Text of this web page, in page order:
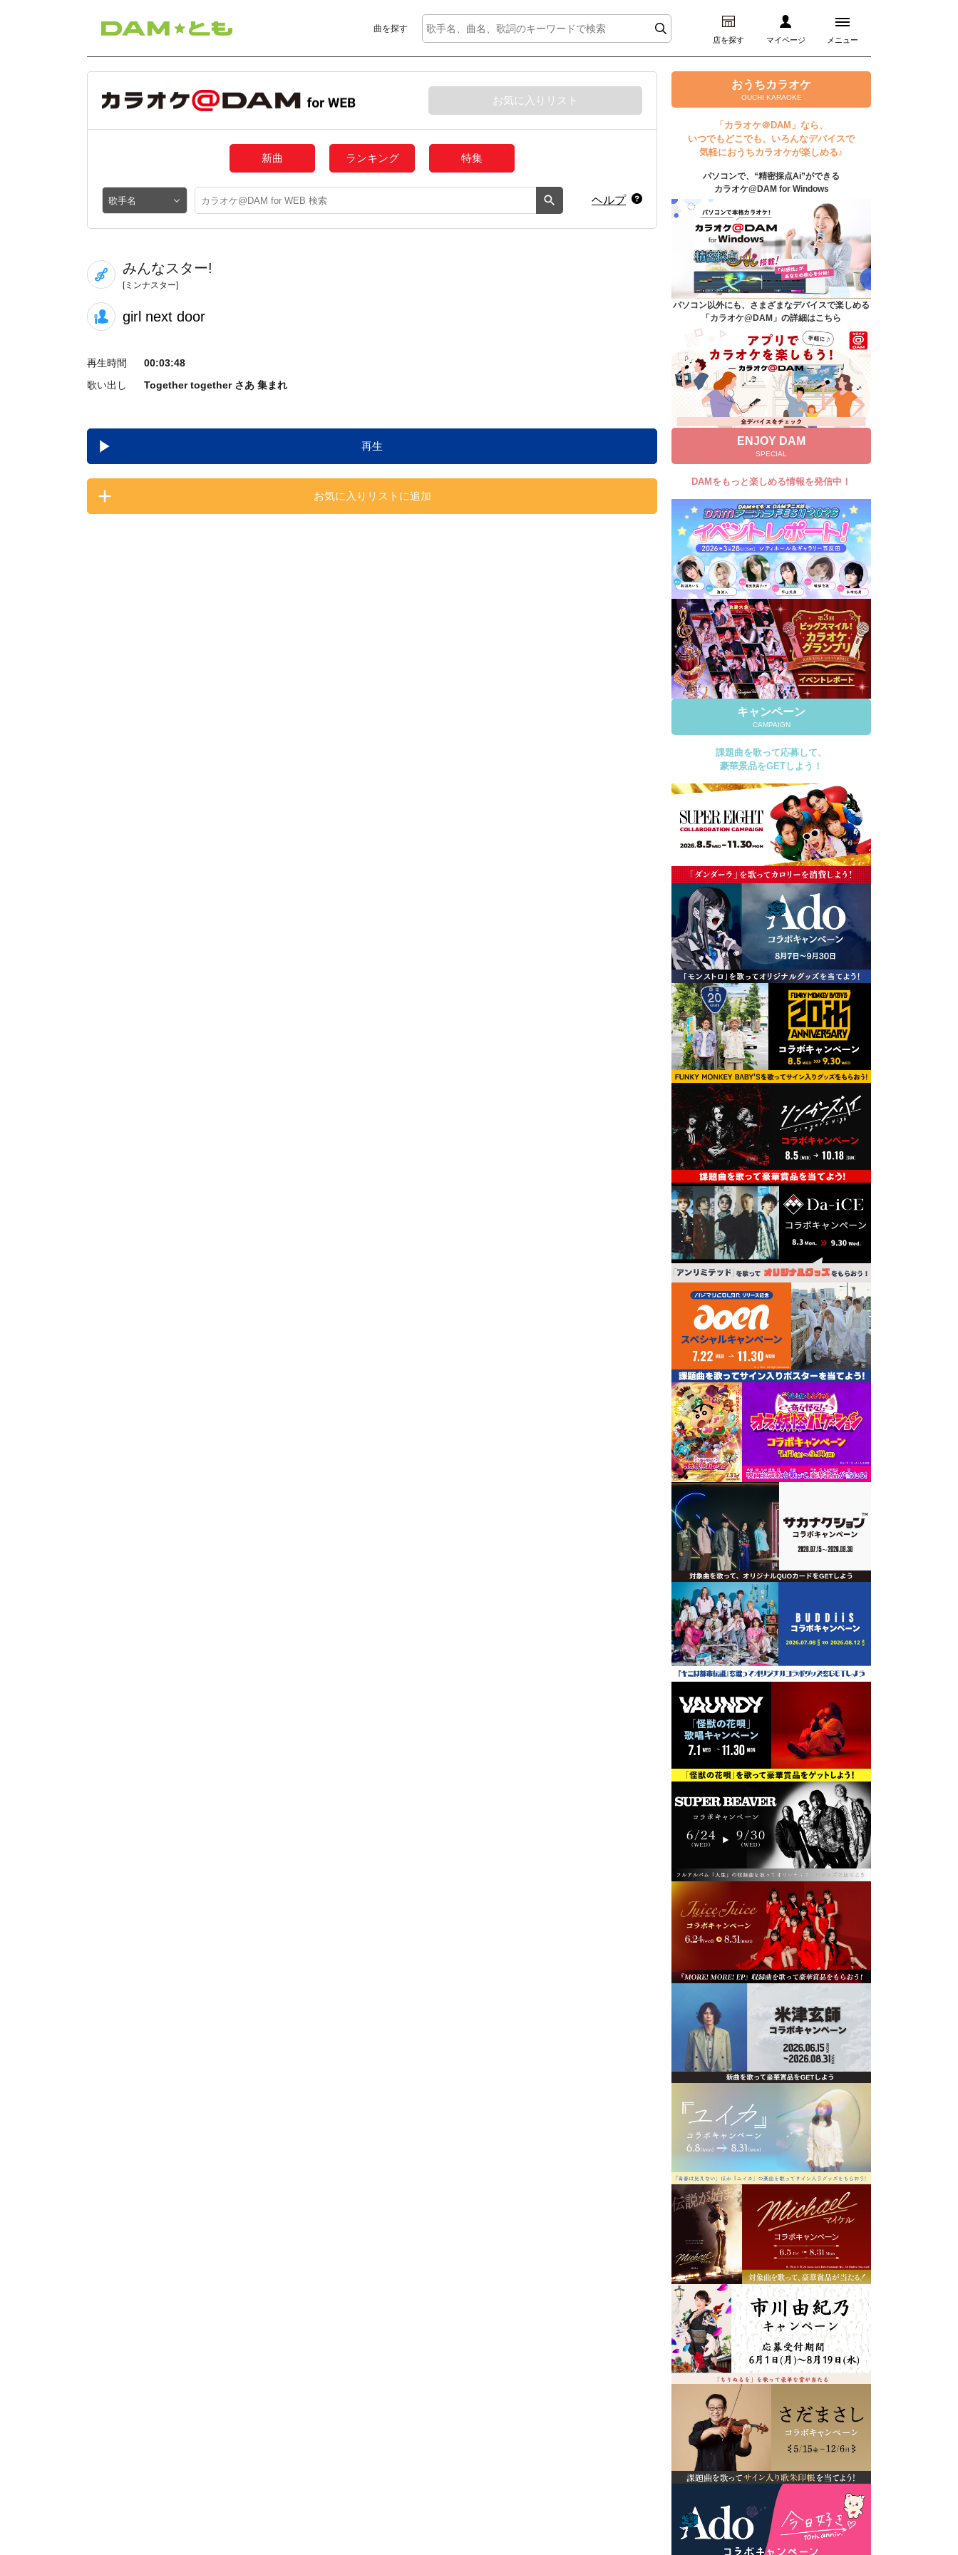
曲を探す
店を探す マイページ メニュー
ログイン
マイページ
プレミアムサービス
DAM★とも動画
DAM★とも録音
カラオケ＠DAM
ユーザー検索
キャンペーン
よくあるご質問
DAMの新曲・ランキングなど
カラオケ最新情報をチェック！
自宅でカラオケ歌い放題！
家族や友達と一緒に！練習にも！
お気に入りリスト
新曲 ランキング 特集
ヘルプ
みんなスター!
[ミンナスター]
girl next door
再生時間
00:03:48
歌い出し
Together together さあ 集まれ
再生
お気に入りリストに追加
おうちカラオケ
OUCHI KARAOKE
「カラオケ＠DAM」なら、
いつでもどこでも、いろんなデバイスで
気軽におうちカラオケが楽しめる♪
パソコンで、“精密採点Ai”ができる
カラオケ@DAM for Windows
パソコン以外にも、さまざまなデバイスで楽しめる
「カラオケ@DAM」の詳細はこちら
ENJOY DAM
SPECIAL
DAMをもっと楽しめる情報を発信中！
キャンペーン
CAMPAIGN
課題曲を歌って応募して、
豪華景品をGETしよう！